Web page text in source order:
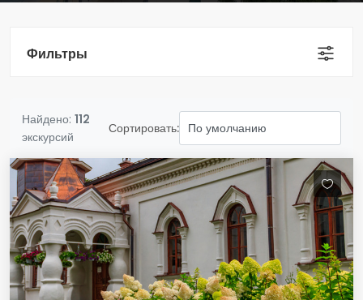
Фильтры
Найдено: 112
экскурсий
Сортировать: